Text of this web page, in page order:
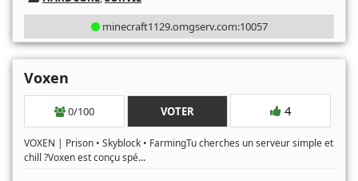
minecraft1129.omgserv.com:10057
Voxen
0/100 VOTER 4
VOXEN | Prison • Skyblock • FarmingTu cherches un serveur simple et
chill ?Voxen est conçu spé...